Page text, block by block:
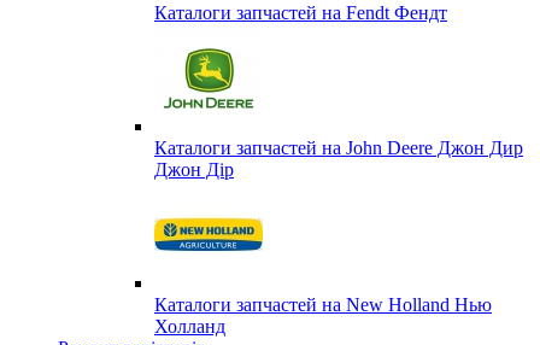
Каталоги запчастей на Fendt Фендт
Каталоги запчастей на John Deere Джон Дир
Джон Дір
Каталоги запчастей на New Holland Нью
Холланд